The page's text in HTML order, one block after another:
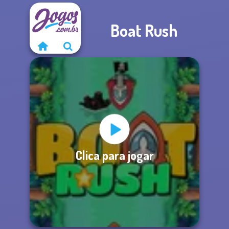
Boat Rush
Clica para jogar